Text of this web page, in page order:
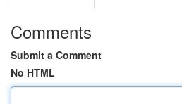
Comments
Submit a Comment
No HTML